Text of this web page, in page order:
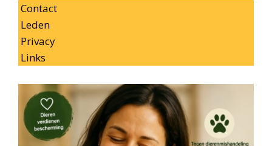
Contact
Leden
Privacy
Links